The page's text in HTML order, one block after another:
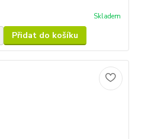
Skladem
Přidat do košíku